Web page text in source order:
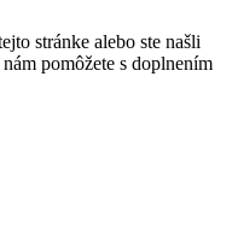
stránke alebo ste našli
pomôžete s doplnením